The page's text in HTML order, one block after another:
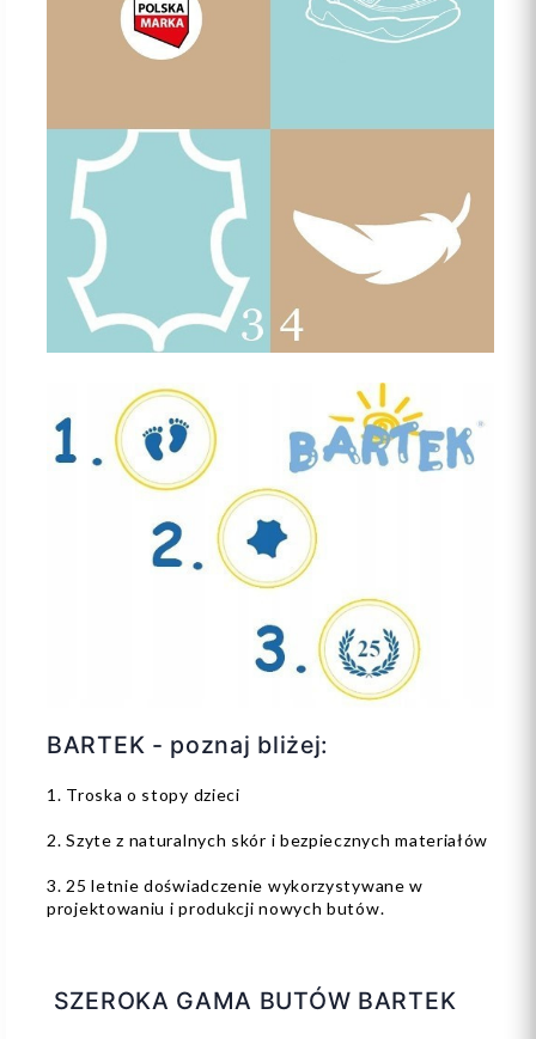
BARTEK - poznaj bliżej:
1. Troska o stopy dzieci
2. Szyte z naturalnych skór i bezpiecznych materiałów
3. 25 letnie doświadczenie wykorzystywane w
projektowaniu i produkcji nowych butów.
SZEROKA GAMA BUTÓW BARTEK